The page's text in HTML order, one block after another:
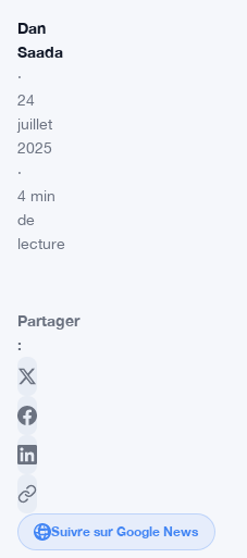
Dan
Saada
·
24
juillet
2025
·
4 min
de
lecture
Partager
:
Suivre sur Google News